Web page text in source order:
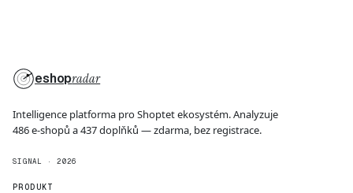
eshopradar
Intelligence platforma pro Shoptet ekosystém. Analyzuje
486 e-shopů a 437 doplňků — zdarma, bez registrace.
SIGNAL · 2026
PRODUKT